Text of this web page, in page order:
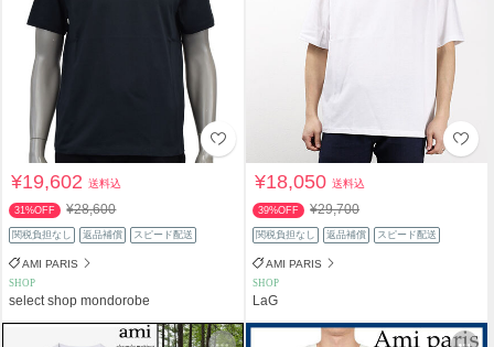
¥19,602送料込
31%OFF ¥28,600
関税負担なし 返品補償 スピード配送
AMI PARIS
SHOP
select shop mondorobe
¥18,050送料込
39%OFF ¥29,700
関税負担なし 返品補償 スピード配送
AMI PARIS
SHOP
LaG